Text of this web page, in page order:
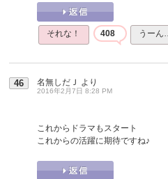
それな！ 408 うーん…
46 名無しだＪ より
2016年2月7日 8:28 PM
これからドラマもスタート
これからの活躍に期待ですね♪